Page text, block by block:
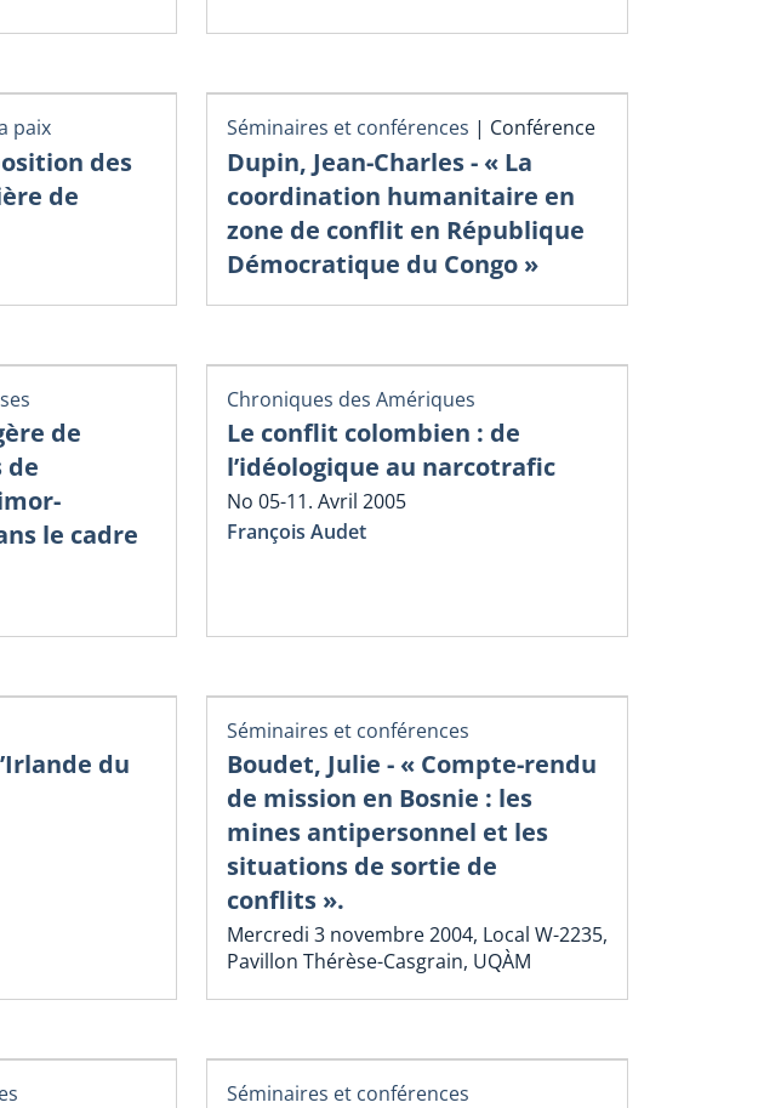
paix
des
de
Séminaires et conférences | Conférence
Dupin, Jean-Charles - « La
coordination humanitaire en
zone de conflit en République
Démocratique du Congo »
de
de
le cadre
Chroniques des Amériques
Le conflit colombien : de
l’idéologique au narcotrafic
No 05-11. Avril 2005
François Audet
du
Séminaires et conférences
Boudet, Julie - « Compte-rendu
de mission en Bosnie : les
mines antipersonnel et les
situations de sortie de
conflits ».
Mercredi 3 novembre 2004, Local W-2235,
Pavillon Thérèse-Casgrain, UQÀM
Séminaires et conférences